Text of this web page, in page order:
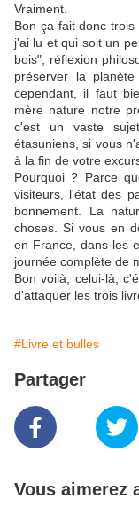
Vraiment.
Bon ça fait donc
j'ai lu et qui soit un
bois", réflexion
préserver la
cependant, il faut
mère nature notre
c'est un vaste
étasuniens, si vous
à la fin de votre
Pourquoi ? Parce
visiteurs, l'état des
bonnement. La
choses. Si vous en
en France, dans les
journée complète de
Bon voilà, celui-là,
d'attaquer les trois
#Livre et bulles
Partager
Vous aimerez